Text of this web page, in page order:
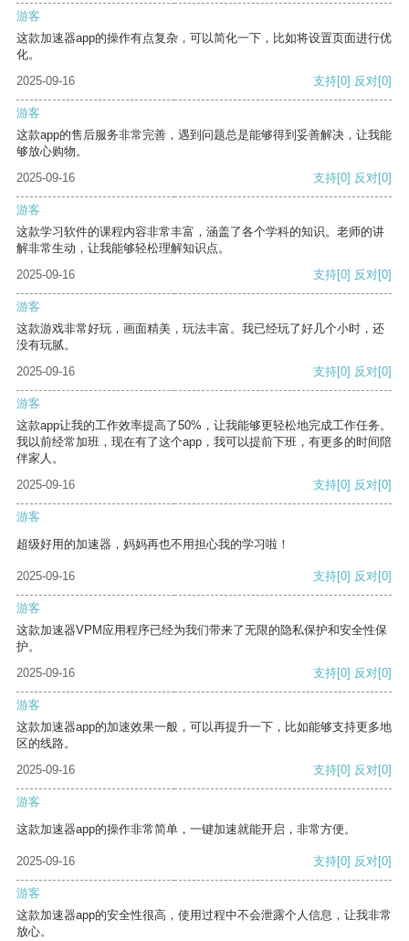
游客
这款加速器app的操作有点复杂，可以简化一下，比如将设置页面进行优
化。
2025-09-16
支持[0] 反对[0]
游客
这款app的售后服务非常完善，遇到问题总是能够得到妥善解决，让我能
够放心购物。
2025-09-16
支持[0] 反对[0]
游客
这款学习软件的课程内容非常丰富，涵盖了各个学科的知识。老师的讲
解非常生动，让我能够轻松理解知识点。
2025-09-16
支持[0] 反对[0]
游客
这款游戏非常好玩，画面精美，玩法丰富。我已经玩了好几个小时，还
没有玩腻。
2025-09-16
支持[0] 反对[0]
游客
这款app让我的工作效率提高了50%，让我能够更轻松地完成工作任务。
我以前经常加班，现在有了这个app，我可以提前下班，有更多的时间陪
伴家人。
2025-09-16
支持[0] 反对[0]
游客
超级好用的加速器，妈妈再也不用担心我的学习啦！
2025-09-16 支持[0] 反对[0]
游客
这款加速器VPM应用程序已经为我们带来了无限的隐私保护和安全性保
护。
2025-09-16
支持[0] 反对[0]
游客
这款加速器app的加速效果一般，可以再提升一下，比如能够支持更多地
区的线路。
2025-09-16
支持[0] 反对[0]
游客
这款加速器app的操作非常简单，一键加速就能开启，非常方便。
2025-09-16 支持[0] 反对[0]
游客
这款加速器app的安全性很高，使用过程中不会泄露个人信息，让我非常
放心。